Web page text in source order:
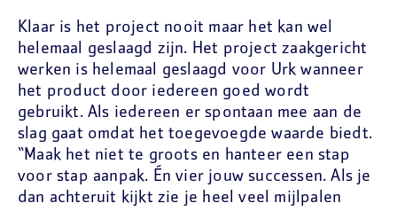
Klaar is het project nooit maar het kan wel
helemaal geslaagd zijn. Het project zaakgericht
werken is helemaal geslaagd voor Urk wanneer
het product door iedereen goed wordt
gebruikt. Als iedereen er spontaan mee aan de
slag gaat omdat het toegevoegde waarde biedt.
“Maak het niet te groots en hanteer een stap
voor stap aanpak. Én vier jouw successen. Als je
dan achteruit kijkt zie je heel veel mijlpalen